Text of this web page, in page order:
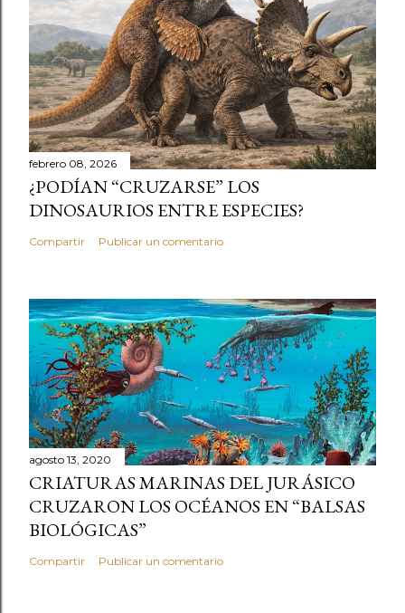
febrero 08, 2026
¿PODÍAN “CRUZARSE” LOS
DINOSAURIOS ENTRE ESPECIES?
Compartir Publicar un comentario
agosto 13, 2020
CRIATURAS MARINAS DEL JURÁSICO
CRUZARON LOS OCÉANOS EN “BALSAS
BIOLÓGICAS”
Compartir Publicar un comentario